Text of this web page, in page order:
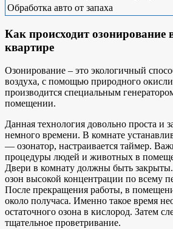
Обработка авто от запаха
Как происходит озонирование
квартире
Озонирование – это экологичный
воздуха, с помощью природного
производится специальным
помещении.
Данная технология довольно проста и
немного времени. В комнате
— озонатор, настраивается таймер.
процедуры людей и животных в
Двери в комнату должны быть закрыты.
озон высокой концентрации по всему
После прекращения работы, в
около получаса. Именно такое время
остаточного озона в кислород. Затем
тщательное проветривание.